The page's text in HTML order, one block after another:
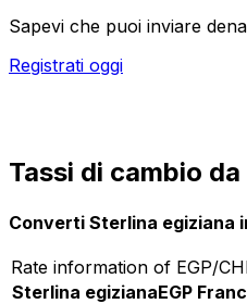
Sapevi che puoi inviare
Registrati oggi
Tassi di cambio da
Converti Sterlina egiziana
Rate information of EGP/
Sterlina egizianaEGP